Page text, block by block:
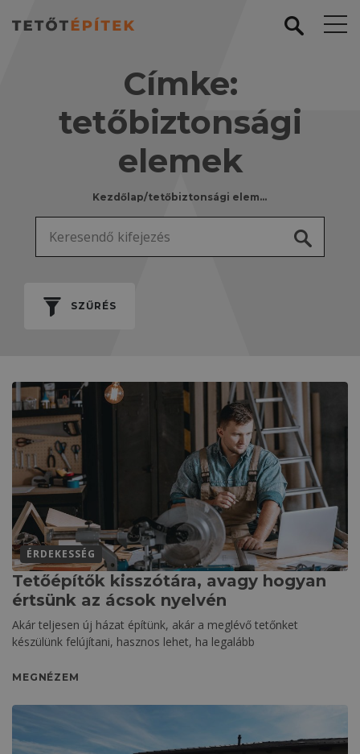
Címke:
tetőbiztonsági
elemek
Kezdőlap/ tetőbiztonsági elemek
SZŰRÉS
ÉRDEKESSÉG
Tetőépítők kisszótára, avagy hogyan
értsünk az ácsok nyelvén
Akár teljesen új házat építünk, akár a meglévő tetőnket
készülünk felújítani, hasznos lehet, ha legalább
MEGNÉZEM